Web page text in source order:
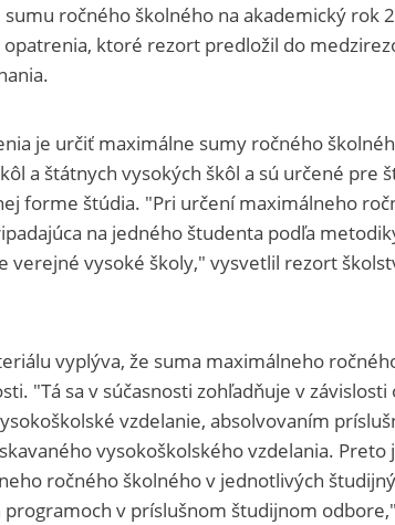
ročného školného na akademický rok
opatrenia, ktoré rezort predložil do
je určiť maximálne sumy ročného
a štátnych vysokých škôl a sú určené pre
forme štúdia. "Pri určení maximálneho
na jedného študenta podľa
verejné vysoké školy," vysvetlil rezort
vyplýva, že suma maximálneho
"Tá sa v súčasnosti zohľadňuje v
vzdelanie, absolvovaním
vysokoškolského vzdelania.
ročného školného v jednotlivých
v príslušnom študijnom